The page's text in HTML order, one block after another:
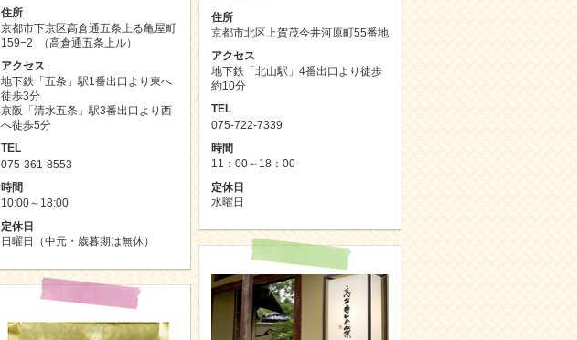
住所
京都市北区上賀茂今井河原町55番地
アクセス
地下鉄「北山駅」4番出口より徒歩
約10分
TEL
075-722-7339
時間
11：00～18：00
定休日
水曜日
住所
京都市下京区高倉通五条上る亀屋町
159−2 ‎ （高倉通五条上ル）
アクセス
地下鉄「五条」駅1番出口より東へ
徒歩3分
京阪「清水五条」駅3番出口より西
へ徒歩5分
TEL
075-361-8553
時間
10:00～18:00
定休日
日曜日（中元・歳暮期は無休）